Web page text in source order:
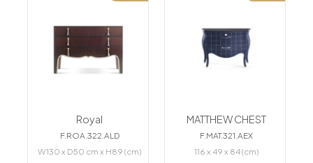
Royal
F.ROA.322.ALD
W130 x D50 cm x H89 (cm)
MATTHEW CHEST
F.MAT.321.AEX
116 x 49 x 84 (cm)